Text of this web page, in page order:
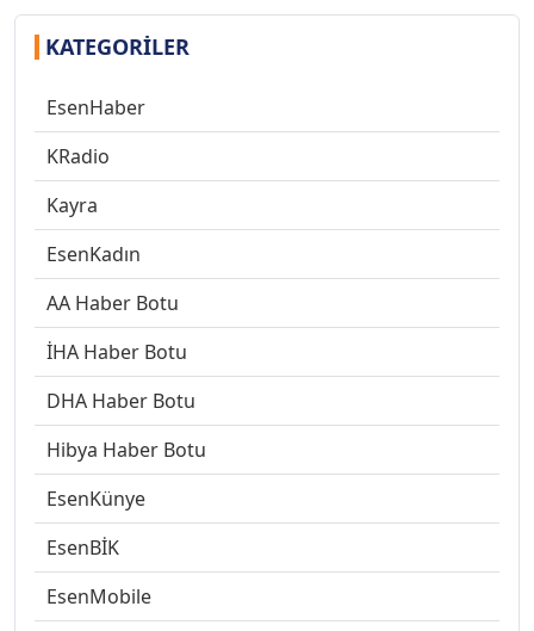
KATEGORILER
EsenHaber
KRadio
Kayra
EsenKadın
AA Haber Botu
İHA Haber Botu
DHA Haber Botu
Hibya Haber Botu
EsenKünye
EsenBİK
EsenMobile